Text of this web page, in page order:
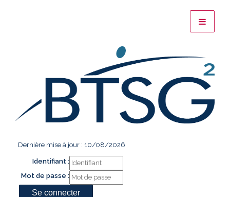
Dernière mise à jour : 10/08/2026
Identifiant :
Mot de passe :